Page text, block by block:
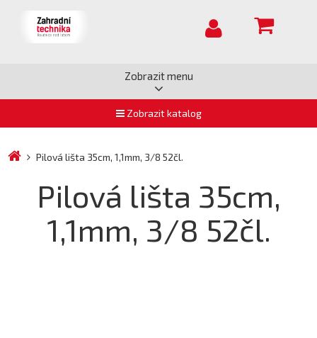
Zobrazit menu
Zobrazit katalog
Pilová lišta 35cm, 1,1mm, 3/8 52čl.
Pilová lišta 35cm,
1,1mm, 3/8 52čl.